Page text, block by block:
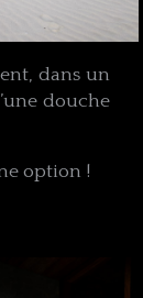
dans un
douche
option !